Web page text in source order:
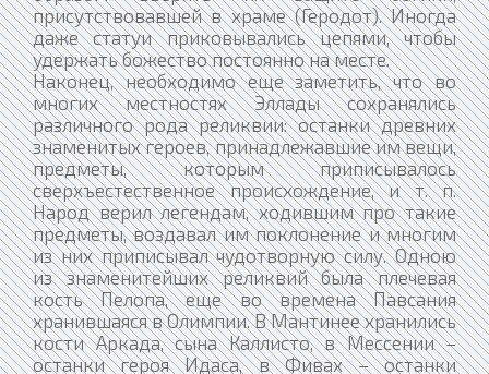
присутствовавшей в храме (Геродот). Иногда
даже статуи приковывались цепями, чтобы
удержать божество постоянно на месте.
Наконец, необходимо еще заметить, что во
многих местностях Эллады сохранялись
различного рода реликвии: останки древних
знаменитых героев, принадлежавшие им вещи,
предметы, которым приписывалось
сверхъестественное происхождение, и т. п.
Народ верил легендам, ходившим про такие
предметы, воздавал им поклонение и многим
из них приписывал чудотворную силу. Одною
из знаменитейших реликвий была плечевая
кость Пелопа, еще во времена Павсания
хранившаяся в Олимпии. В Мантинее хранились
кости Аркада, сына Каллисто, в Мессении –
останки героя Идаса, в Фивах – останки